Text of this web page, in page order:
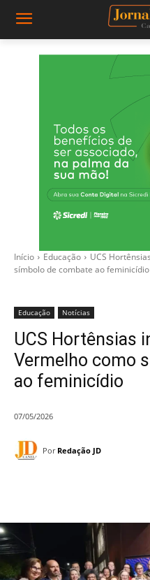
Início Educação
UCS
símbolo de combate ao feminicídio
Educação Notícias
UCS Hortênsias
Vermelho como
ao feminicídio
07/05/2026
Por Redação JD